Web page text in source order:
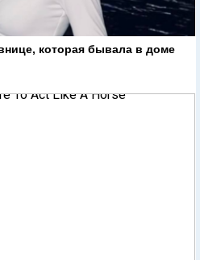
которая бывала в доме